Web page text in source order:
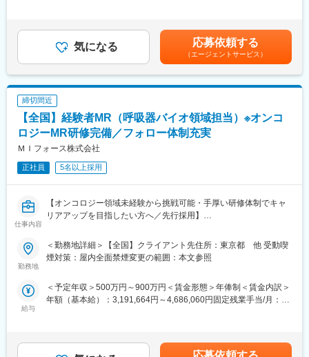
当社の研修内容は大手製薬企業所属MR教育にも使用されておりま
す。
変更の範囲：会社の定める業務
オンコロジーを含め、希少疾患領域も多数ございますので、スペ
シャリスト、ゼネラリストどちらも目指すことが可能です。
■少数精鋭ならではの魅力～待機リスクが低いため、安心して就業
できる環境です～
適切なフォローを実施するために約300人のMR数を保って運営し
ており、プロジェクト終了の数か月前から面談を実施しているた
め、隙間なくアサインすることができますのでMRの成長機会を奪
うことは決してございません。適切なフォローが顧客である製薬
企業からの満足にもつながり、業界内でも評価されています。
■親身なフォロー体制とキャリアを築ける評価制度
CSOは本部のバックアップ体制が何より重要です。1人のプロジ
ェクトマネージャーが管理するMRは約20名程度であり、相談事
実施しており、日々の業務だけでなく中長期的な視点での相談も
可能です。また、クライアント・社内評価に基いた明確な評価制
■大手製薬企業でも採用～「現場力」を養うための充実した教育体
制と研修コンテンツ～
なる知識の提供だけでなく、MRとしての現場力を培うことに比重
を置いております。
当社の研修内容は大手製薬企業所属MR教育にも使用されておりま
給与補足＞■別途、外勤手当など手当支給※経験・能力などを考慮
の上、話し合いで決定賃金はあくまでも目安の金額であり、選考
を通じて上下する可能性があります。月給(月額)は固定手当を含め
た表記です。
気になる 応募依頼する
（エージェントサービス）
締切間近
【全国】経験者MR（呼吸器バイオ領域担当）※オンコ
ロジーMR研修完備／フォロー体制充実
ＭＩフォース株式会社
正社員 5名以上採用
仕事内容
【オンコロジー領域未経験から挑戦可能・手厚い研修体制でキャ
リアアップを目指したい方へ／先行採用】
■職務内容／入社後の流れ：
オンコロジー領域専任又はオンコロジー領域製剤を取り扱うプロ
【変更の範囲：会社の定める業務】
（3）試験合格者はオンコロジー領域のプロジェクト配属、不合格
勤務地
＜勤務地詳細＞【全国】クライアント先住所：東京都 他 受動喫
煙対策：屋内全面禁煙変更の範囲：本文参照
給与
＜予定年収＞500万円～900万円＜賃金形態＞年俸制＜賃金内訳＞
年額（基本給）：3,191,664円～4,686,060円固定残業手当/月：
給与補足＞■別途、外勤手当など手当支給※経験・能力などを考慮